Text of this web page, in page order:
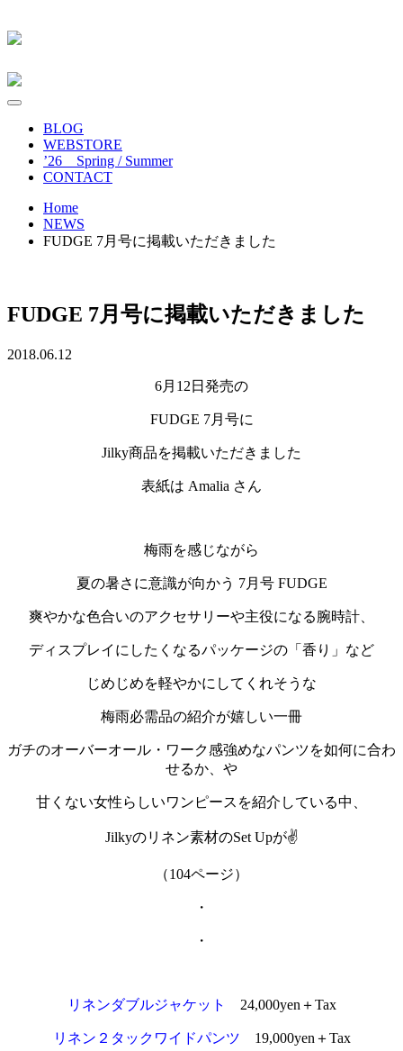
BLOG
WEBSTORE
’26 Spring / Summer
CONTACT
Home
NEWS
FUDGE 7月号に掲載いただきました
FUDGE 7月号に掲載いただきました
2018.06.12
6月12日発売の
FUDGE 7月号に
Jilky商品を掲載いただきました
表紙は Amalia さん
梅雨を感じながら
夏の暑さに意識が向かう 7月号 FUDGE
爽やかな色合いのアクセサリーや主役になる腕時計、
ディスプレイにしたくなるパッケージの「香り」など
じめじめを軽やかにしてくれそうな
梅雨必需品の紹介が嬉しい一冊
ガチのオーバーオール・ワーク感強めなパンツを如何に合わ
せるか、や
甘くない女性らしいワンピースを紹介している中、
Jilkyのリネン素材のSet Upが✌
（104ページ）
・
・
リネンダブルジャケット 24,000yen＋Tax
リネン２タックワイドパンツ 19,000yen＋Tax